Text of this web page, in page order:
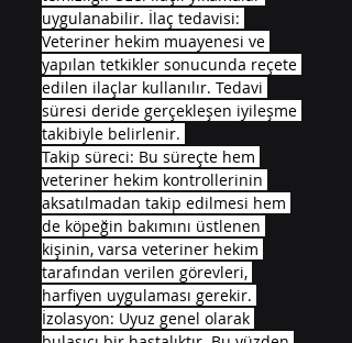
uygulanabilir. İlaç tedavisi:
Veteriner hekim muayenesi ve
yapılan tetkikler sonucunda reçete
edilen ilaçlar kullanılır. Tedavi
süresi deride gerçekleşen iyileşme
takibiyle belirlenir.
Takip süreci: Bu süreçte hem
veteriner hekim kontrollerinin
aksatılmadan takip edilmesi hem
de köpeğin bakımını üstlenen
kişinin, varsa veteriner hekim
tarafından verilen görevleri,
harfiyen uygulaması gerekir.
İzolasyon: Uyuz genel olarak